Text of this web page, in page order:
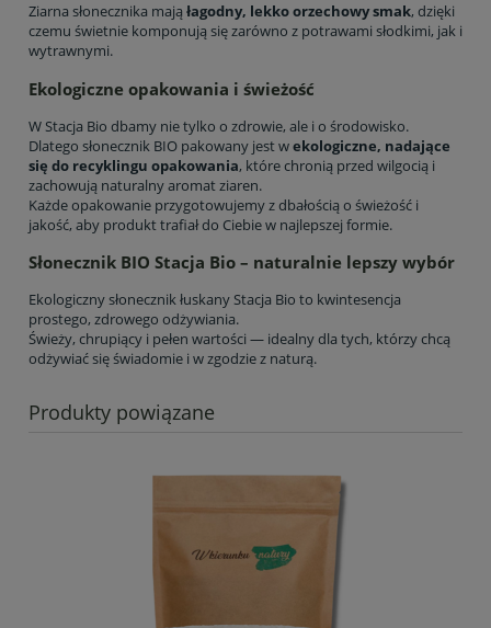
Produkty powiązane
Ziarna słonecznika mają łagodny, lekko orzechowy smak, dzięki
czemu świetnie komponują się zarówno z potrawami słodkimi, jak i
wytrawnymi.
Ekologiczne opakowania i świeżość
W Stacja Bio dbamy nie tylko o zdrowie, ale i o środowisko.
Dlatego słonecznik BIO pakowany jest wekologiczne, nadające
się do recyklingu opakowania, które chronią przed wilgocią i
zachowują naturalny aromat ziaren.
Każde opakowanie przygotowujemy z dbałością o świeżość i
jakość, aby produkt trafiał do Ciebie w najlepszej formie.
Słonecznik BIO Stacja Bio – naturalnie lepszy wybór
Ekologiczny słonecznik łuskany Stacja Bio to kwintesencja
prostego, zdrowego odżywiania.
Świeży, chrupiący i pełen wartości — idealny dla tych, którzy chcą
odżywiać się świadomie i w zgodzie z naturą.